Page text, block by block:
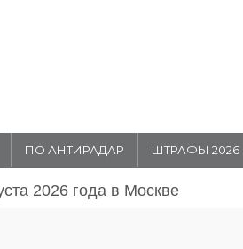
ПО АНТИРАДАР ШТРАФЫ 2026
августа 20026 года в Москве